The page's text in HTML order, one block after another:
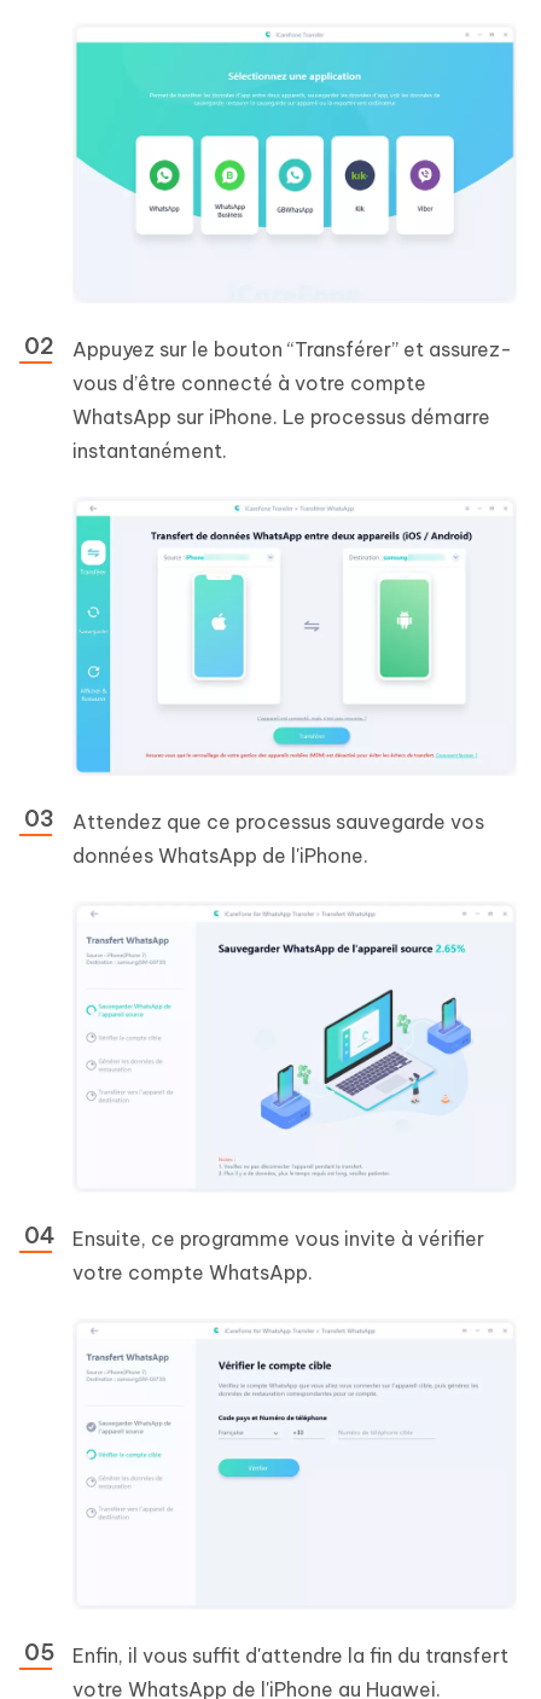
Appuyez sur le bouton “Transférer” et assurez-
vous d’être connecté à votre compte
WhatsApp sur iPhone. Le processus démarre
instantanément.
Attendez que ce processus sauvegarde vos
données WhatsApp de l'iPhone.
Ensuite, ce programme vous invite à vérifier
votre compte WhatsApp.
Enfin, il vous suffit d'attendre la fin du transfert
votre WhatsApp de l'iPhone au Huawei.